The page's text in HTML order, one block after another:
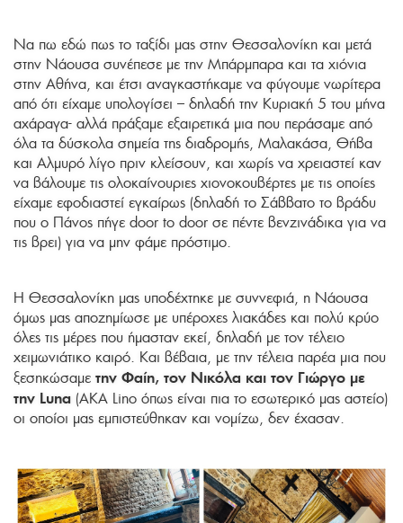
Να πω εδώ πως το ταξίδι μας στην Θεσσαλονίκη και μετά
στην Νάουσα συνέπεσε με την Μπάρμπαρα και τα χιόνια
στην Αθήνα, και έτσι αναγκαστήκαμε να φύγουμε νωρίτερα
από ότι είχαμε υπολογίσει – δηλαδή την Κυριακή 5 του μήνα
αχάραγα- αλλά πράξαμε εξαιρετικά μια που περάσαμε από
όλα τα δύσκολα σημεία της διαδρομής, Μαλακάσα, Θήβα
και Αλμυρό λίγο πριν κλείσουν, και χωρίς να χρειαστεί καν
να βάλουμε τις ολοκαίνουριες χιονοκουβέρτες με τις οποίες
είχαμε εφοδιαστεί εγκαίρως (δηλαδή το Σάββατο το βράδυ
που ο Πάνος πήγε door to door σε πέντε βενζινάδικα για να
τις βρει) για να μην φάμε πρόστιμο.
Η Θεσσαλονίκη μας υποδέχτηκε με συννεφιά, η Νάουσα
όμως μας αποζημίωσε με υπέροχες λιακάδες και πολύ κρύο
όλες τις μέρες που ήμασταν εκεί, δηλαδή με τον τέλειο
χειμωνιάτικο καιρό. Και βέβαια, με την τέλεια παρέα μια που
ξεσηκώσαμε την Φαίη, τον Νικόλα και τον Γιώργο με
την Luna (AKA Lino όπως είναι πια το εσωτερικό μας αστείο)
οι οποίοι μας εμπιστεύθηκαν και νομίζω, δεν έχασαν.